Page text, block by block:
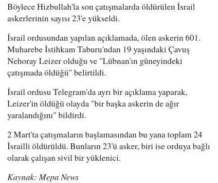
Böylece Hizbullah'la son çatışmalarda öldürülen İsrail
askerlerinin sayısı 23'e yükseldi.
İsrail ordusundan yapılan açıklamada, ölen askerin 601.
Muharebe İstihkam Taburu'ndan 19 yaşındaki Çavuş
Nehoray Leizer olduğu ve "Lübnan'ın güneyindeki
çatışmada öldüğü" belirtildi.
İsrail ordusu Telegram'da ayrı bir açıklama yaparak,
Leizer'in öldüğü olayda "bir başka askerin de ağır
yaralandığını" bildirdi.
2 Mart'ta çatışmaların başlamasından bu yana toplam 24
İsrailli öldürüldü. Bunların 23'ü asker, biri ise orduya bağlı
olarak çalışan sivil bir yüklenici.
Kaynak: Mepa News